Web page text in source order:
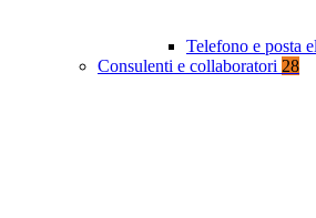
Telefono e posta
Consulenti e collaboratori 28